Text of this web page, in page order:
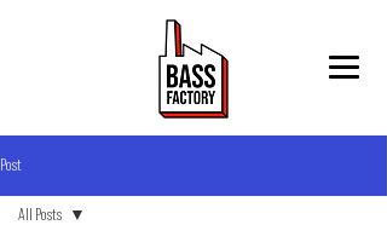
Post
All Posts